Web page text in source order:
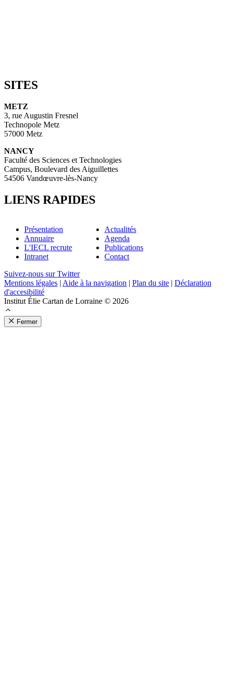
SITES
METZ
3, rue Augustin Fresnel
Technopole Metz
57000 Metz
NANCY
Faculté des Sciences et Technologies
Campus, Boulevard des Aiguillettes
54506 Vandœuvre-lès-Nancy
LIENS RAPIDES
Présentation
Annuaire
L'IECL recrute
Intranet
Actualités
Agenda
Publications
Contact
Suivez-nous sur Twitter
Mentions légales | Aide à la navigation | Plan du site | Déclaration
d'accesibilité
Institut Élie Cartan de Lorraine © 2026
Fermer